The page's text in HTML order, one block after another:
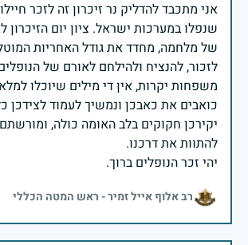
אני מתכבד להדליק נר זיכרון זה לזכר
שנפלו במערכות ישראל. ציון יום הזיכרון
של מלחמה, מחדד את גודל האחריות
משפחות יקרות, אין די מילים שיוכלו
כואבים את כאבכן ונמשיך לעמוד לצידכן
יקירכן חקוקים בלב האומה כולה,
יהי זכר הנופלים ברוך.
רב אלוף אייל זמיר - ראש המטה הכללי